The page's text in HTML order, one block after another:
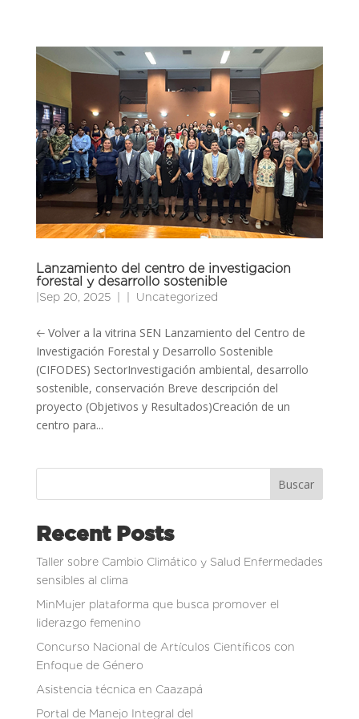
Lanzamiento del centro de investigacion
forestal y desarrollo sostenible
Sep 20, 2025 Uncategorized
🡠 Volver a la vitrina SEN Lanzamiento del Centro de
Investigación Forestal y Desarrollo Sostenible
(CIFODES) SectorInvestigación ambiental, desarrollo
sostenible, conservación Breve descripción del
proyecto (Objetivos y Resultados)Creación de un
centro para...
Buscar
Recent Posts
Taller sobre Cambio Climático y Salud Enfermedades
sensibles al clima
MinMujer plataforma que busca promover el
liderazgo femenino
Concurso Nacional de Artículos Científicos con
Enfoque de Género
Asistencia técnica en Caazapá
Portal de Manejo Integral del